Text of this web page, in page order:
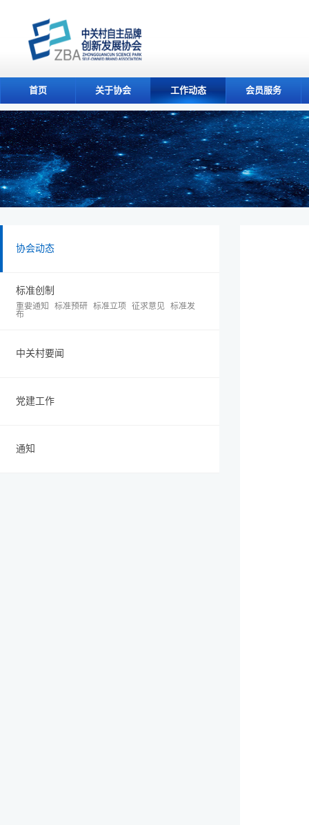
首页 关于协会 工作动态 会员服务
协会动态
标准创制
重要通知 标准预研 标准立项 征求意见 标准发
布
中关村要闻
党建工作
通知